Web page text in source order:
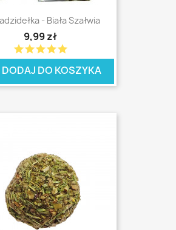
- Biała Szałwia
9,99 zł
starstarstarstarstar
DODAJ DO KOSZYKA